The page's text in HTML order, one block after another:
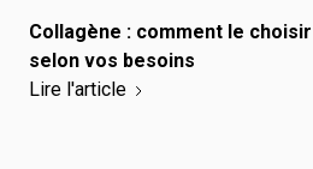
Collagène : comment le
selon vos besoins
Lire l'article